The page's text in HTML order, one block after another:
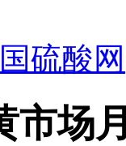
硫酸网
市场